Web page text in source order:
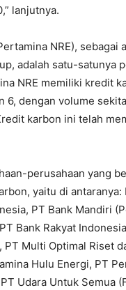
lanjutnya.
NRE), sebagai
adalah satu-satunya
NRE memiliki kredit
6, dengan volume
karbon ini telah
perusahaan yang
yaitu di
PT Bank Mandiri
Bank Rakyat
Multi Optimal Riset
Hulu Energi​, PT
Udara Untuk Semua